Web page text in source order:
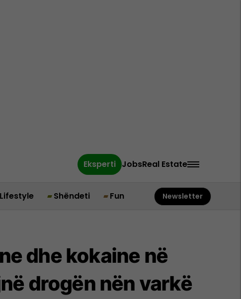
Eksperti JobsReal Estate
Lifestyle Shëndeti Fun Newsletter
dhe kokaine në
drogën nën varkë